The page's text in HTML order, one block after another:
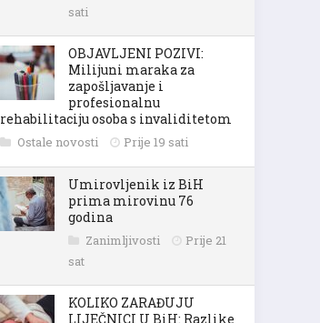
sati
OBJAVLJENI POZIVI:
Milijuni maraka za
zapošljavanje i
profesionalnu
rehabilitaciju osoba s invaliditetom
Ostale novosti Prije 19 sati
Umirovljenik iz BiH
prima mirovinu 76
godina
Zanimljivosti
Prije 21
sat
KOLIKO ZARAĐUJU
LIJEČNICI U BiH: Razlike